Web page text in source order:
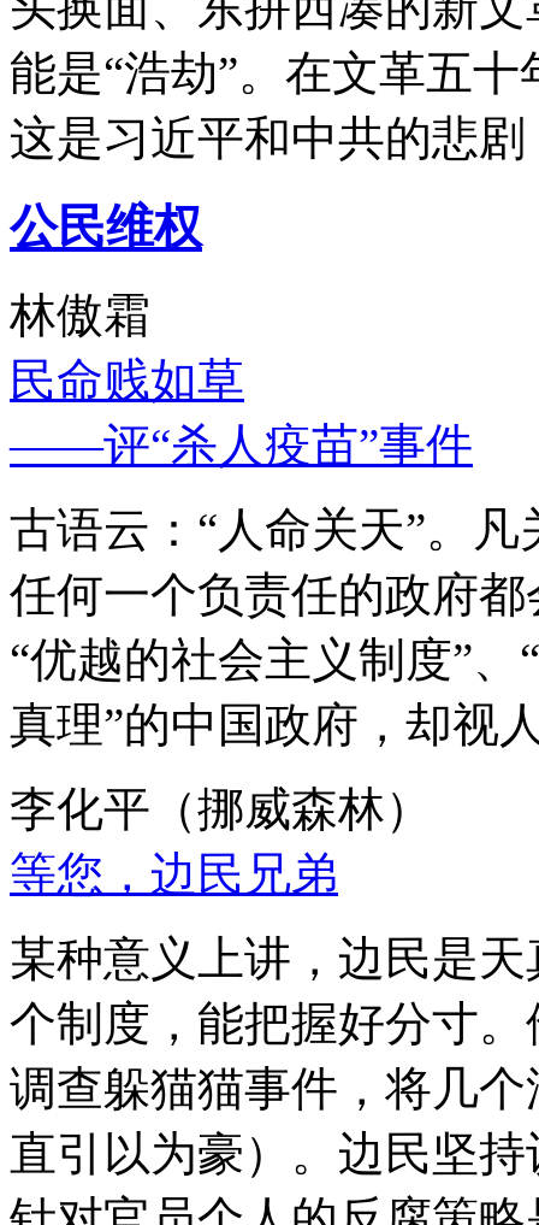
能是“浩劫”。在文革五
这是习近平和中共的悲
公民维权
林傲霜
民命贱如草
——评“杀人疫苗”事件
古语云：“人命关天”。
任何一个负责任的政府
“优越的社会主义制度”
真理”的中国政府，却视
李化平（挪威森林）
等您，边民兄弟
某种意义上讲，边民是
个制度，能把握好分寸
调查躲猫猫事件，将几
直引以为豪）。边民坚